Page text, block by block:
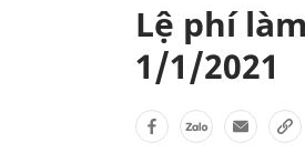
Lệ phí
1/1/2021